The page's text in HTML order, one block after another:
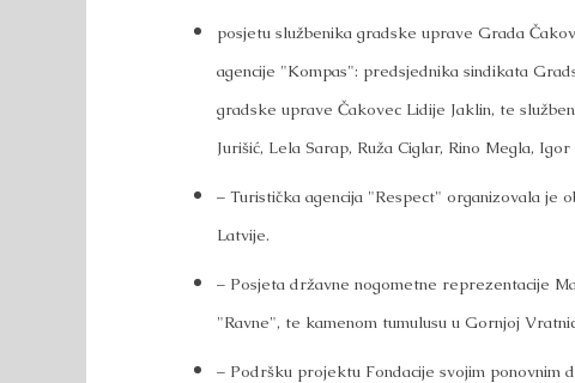
posjetu službenika gradske uprave Grada
agencije "Kompas": predsjednika sindikata
gradske uprave Čakovec Lidije Jaklin, te
Jurišić, Lela Sarap, Ruža Ciglar, Rino Megla,
– Turistička agencija "Respect" organizovala je
Latvije.
– Posjeta državne nogometne reprezentacije
"Ravne", te kamenom tumulusu u Gornjoj
– Podršku projektu Fondacije svojim ponovnim